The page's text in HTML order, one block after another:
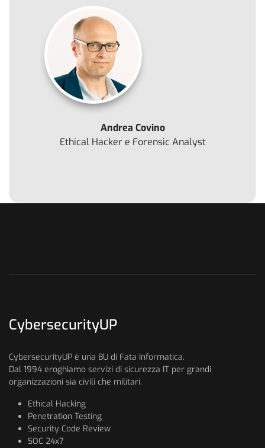
Andrea Covino
Ethical Hacker e Forensic Analyst
CybersecurityUP
CybersecurityUP è una BU di Fata Informatica.
Dal 1994 eroghiamo servizi di sicurezza IT per grandi
organizzazioni sia civili che militari.
Ethical Hacking
Penetration Testing
Security Code Review
SOC 24x7